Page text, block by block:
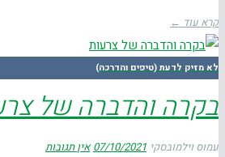
קרא עוד ←
לא מזיק לדעת (טיפים והדרכה)
בקרה והדברה של
עמוס וילמובסקי 07/10/2021 אין תגובות